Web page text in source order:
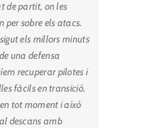
de partit, on les
per sobre els atacs.
els millors minuts
una defensa
recuperar pilotes i
fàcils en transició.
tot moment i això
descans amb